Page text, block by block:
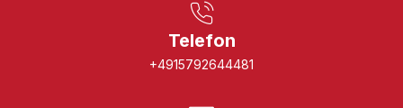
Telefon
+4915792644481